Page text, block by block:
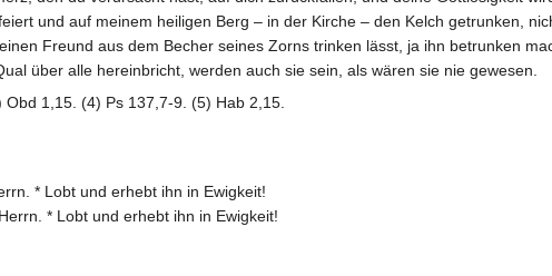
und auf meinem heiligen Berg – in der Kirche – den Kelch getrunken,
Freund aus dem Becher seines Zorns trinken lässt, ja ihn betrunken
über alle hereinbricht, werden auch sie sein, als wären sie nie gewesen.
1,15. (4) Ps 137,7-9. (5) Hab 2,15.
* Lobt und erhebt ihn in Ewigkeit!
* Lobt und erhebt ihn in Ewigkeit!